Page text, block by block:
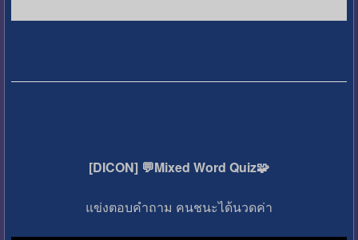
[DICON] 💬Mixed Word Quiz🧩
แข่งตอบคำถาม คนชนะได้นวดค่า